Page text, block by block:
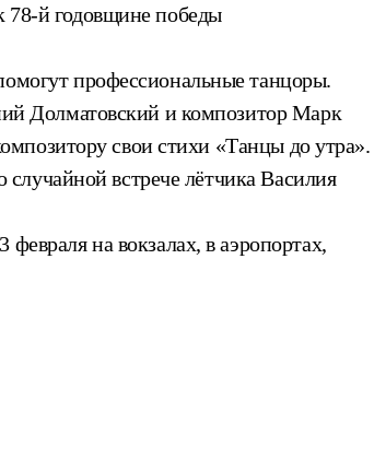
78-й годовщине победы
профессиональные танцоры.
Долматовский и композитор Марк
свои стихи «Танцы до утра».
случайной встрече лётчика Василия
на вокзалах, в аэропортах,